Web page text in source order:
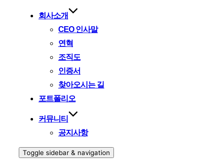
회사소개
CEO 인사말
연혁
조직도
인증서
찾아오시는 길
포트폴리오
커뮤니티
공지사항
Toggle sidebar & navigation